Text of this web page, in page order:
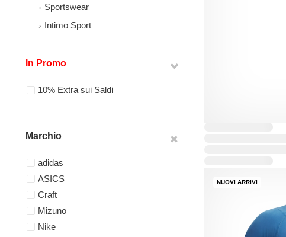
Sportswear
Intimo Sport
In Promo
10% Extra sui Saldi
Marchio
adidas
ASICS
Craft
Mizuno
Nike
NUOVI ARRIVI